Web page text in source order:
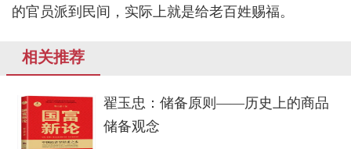
的官员派到民间，实际上就是给老百姓赐福。
相关推荐
翟玉忠：储备原则——历史上的商品
储备观念